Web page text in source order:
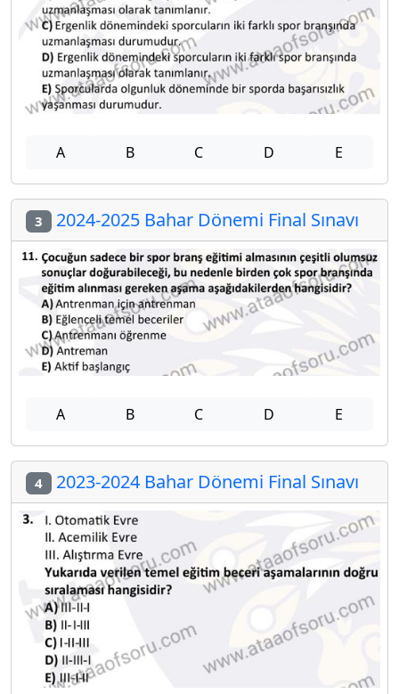
A B C D E
3 2024-2025 Bahar Dönemi Final Sınavı
A B C D E
4 2023-2024 Bahar Dönemi Final Sınavı